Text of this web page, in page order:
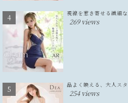
視線を惹き寄せる繊細
269 views
品よく映える、大人ス
254 views